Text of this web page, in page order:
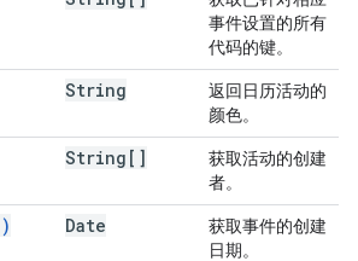
事件设置的所有
代码的键。
String
返回日历活动的
颜色。
String[]
获取活动的创建
者。
) Date
获取事件的创建
日期。